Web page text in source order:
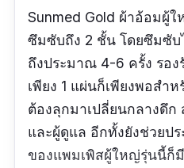
Sunmed Gold ผ้าอ้อมผู้
ซึมซับถึง 2 ชั้น โดยซึมซับ
ถึงประมาณ 4-6 ครั้ง รอง
เพียง 1 แผ่นก็เพียงพอสำ
ต้องลุกมาเปลี่ยนกลางดึก
และผู้ดูแล อีกทั้งยังช่วยป
ของแพมเพิสผู้ใหญ่รุ่นนี้ก็